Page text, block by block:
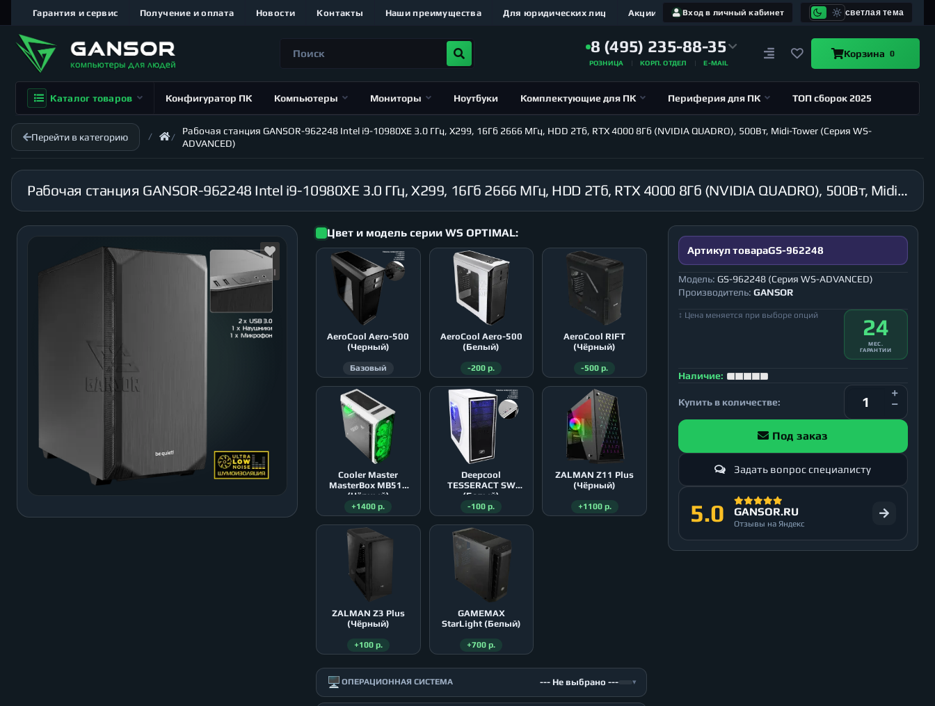
Вход в личный кабинет светлая тема
Гарантия и сервис Получение и оплата Новости Контакты Наши преимущества Для юридических лиц Акции
8 (495) 235-88-35
РОЗНИЦА КОРП. ОТДЕЛ E-MAIL
Корзина 0
Каталог товаров Конфигуратор ПК Компьютеры Мониторы Ноутбуки Комплектующие для ПК Периферия для ПК ТОП сборок 2025
Перейти в категорию
Рабочая станция GANSOR-962248 Intel i9-10980XE 3.0 ГГц, X299, 16Гб 2666 МГц, HDD 2Тб, RTX 4000 8Гб (NVIDIA QUADRO), 500Вт, Midi-Tower (Серия WS-
ADVANCED)
Рабочая станция GANSOR-962248 Intel i9-10980XE 3.0 ГГц, X299, 16Гб 2666 МГц, HDD 2Тб, RTX 4000 8Гб (NVIDIA QUADRO), 500Вт, Midi-Tower (Серия WS-ADVANCED)
Цвет и модель серии WS OPTIMAL:
AeroСool Aero-500
(Черный)
Базовый
AeroСool Aero-500
(Белый)
-200 р.
AeroСool RIFT
(Чёрный)
-500 р.
Cooler Master
MasterBox MB511
(Чёрный)
+1400 р.
Deepcool
TESSERACT SW
(Белый)
-100 р.
ZALMAN Z11 Plus
(Чёрный)
+1100 р.
ZALMAN Z3 Plus
(Чёрный)
+100 р.
GAMEMAX
StarLight (Белый)
+700 р.
🖥️ ОПЕРАЦИОННАЯ СИСТЕМА --- Не выбрано --- ▾
Артикул товараGS-962248
Модель: GS-962248 (Серия WS-ADVANCED)
Производитель: GANSOR
↕ Цена меняется при выборе опций 24
МЕС.
ГАРАНТИИ
Наличие:
Купить в количестве:
Под заказ
Задать вопрос специалисту
5.0 GANSOR.RU
Отзывы на Яндекс